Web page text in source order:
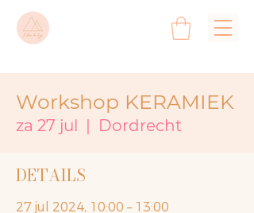
Workshop KERAMIEK
za 27 jul
  |
Dordrecht
DETAILS
27 jul 2024, 10:00 – 13:00